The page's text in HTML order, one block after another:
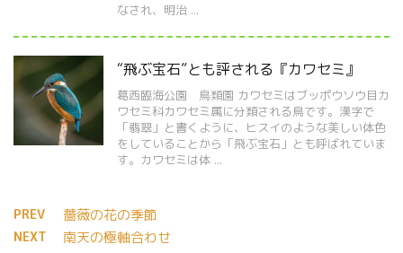
なされ、明治 ...
“飛ぶ宝石”とも評される『カワセミ』
葛西臨海公園 鳥類園 カワセミはブッポウソウ目カ
ワセミ科カワセミ属に分類される鳥です。漢字で
「翡翠」と書くように、ヒスイのような美しい体色
をしていることから「飛ぶ宝石」とも呼ばれていま
す。カワセミは体 ...
PREV 薔薇の花の季節
NEXT 南天の極軸合わせ